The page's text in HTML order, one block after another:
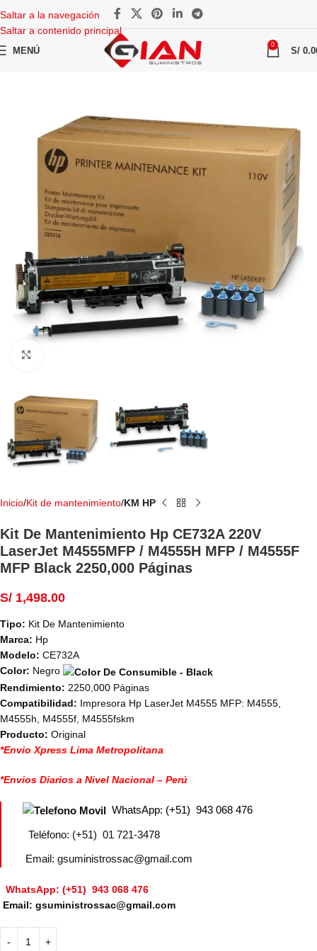
Saltar a la navegación
Saltar a contenido principal
MENÚ
0
S/
Inicio Kit de mantenimiento KM HP
Kit De Mantenimiento Hp CE732A 220V
LaserJet M4555MFP / M4555H MFP / M4555F
MFP Black 2250,000 Páginas
S/ 1,498.00
Tipo: Kit De Mantenimiento
Marca: Hp
Modelo: CE732A
Color: Negro
Rendimiento: 2250,000 Páginas
Compatibilidad: Impresora Hp LaserJet M4555 MFP: M4555,
M4555h, M4555f, M4555fskm
Producto: Original
*Envio Xpress Lima Metropolitana
*Envios Diarios a Nivel Nacional – Perú
WhatsApp: (+51) 943 068 476
Teléfono: (+51) 01 721-3478
Email: gsuministrossac@gmail.com
WhatsApp: (+51) 943 068 476
Email: gsuministrossac@gmail.com